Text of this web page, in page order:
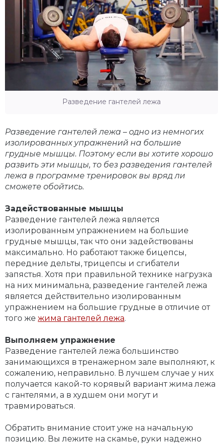
Разведение гантелей лежа
Разведение гантелей лежа – одно из немногих
изолированных упражнений на большие
грудные мышцы. Поэтому если вы хотите хорошо
развить эти мышцы, то без разведения гантелей
лежа в программе тренировок вы вряд ли
сможете обойтись.
Задействованные мышцы
Разведение гантелей лежа является
изолированным упражнением на большие
грудные мышцы, так что они задействованы
максимально. Но работают также бицепсы,
передние дельты, трицепсы и сгибатели
запястья. Хотя при правильной технике нагрузка
на них минимальна, разведение гантелей лежа
является действительно изолированным
упражнением на большие грудные в отличие от
того же жима гантелей лежа.
Выполняем упражнение
Разведение гантелей лежа большинство
занимающихся в тренажерном зале выполняют, к
сожалению, неправильно. В лучшем случае у них
получается какой-то корявый вариант жима лежа
с гантелями, а в худшем они могут и
травмироваться.
Обратить внимание стоит уже на начальную
позицию. Вы лежите на скамье, руки надежно